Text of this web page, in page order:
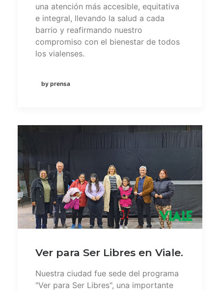
una atención más accesible, equitativa
e integral, llevando la salud a cada
barrio y reafirmando nuestro
compromiso con el bienestar de todos
los vialenses.
by prensa
Ver para Ser Libres en Viale.
Nuestra ciudad fue sede del programa
"Ver para Ser Libres", una importante